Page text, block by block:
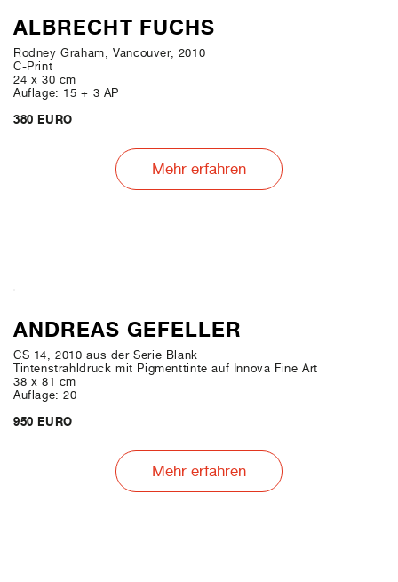
ALBRECHT FUCHS
Rodney Graham, Vancouver, 2010
C-Print
24 x 30 cm
Auflage: 15 + 3 AP
380 EURO
Mehr erfahren
ANDREAS GEFELLER
CS 14, 2010 aus der Serie Blank
Tintenstrahldruck mit Pigmenttinte auf Innova Fine Art
38 x 81 cm
Auflage: 20
950 EURO
Mehr erfahren